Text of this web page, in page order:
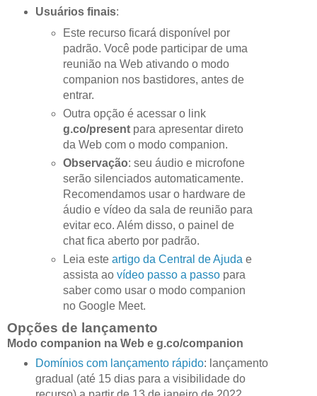
Usuários finais:
Este recurso ficará disponível por
padrão. Você pode participar de uma
reunião na Web ativando o modo
companion nos bastidores, antes de
entrar.
Outra opção é acessar o link
g.co/present para apresentar direto
da Web com o modo companion.
Observação: seu áudio e microfone
serão silenciados automaticamente.
Recomendamos usar o hardware de
áudio e vídeo da sala de reunião para
evitar eco. Além disso, o painel de
chat fica aberto por padrão.
Leia esteartigo da Central de Ajuda e
assista aovídeo passo a passo para
saber como usar o modo companion
no Google Meet.
Opções de lançamento
Modo companion na Web e g.co/companion
Domínios com lançamento rápido: lançamento
gradual (até 15 dias para a visibilidade do